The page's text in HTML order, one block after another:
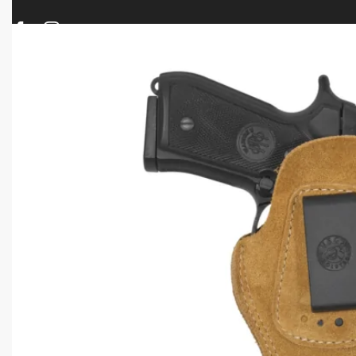
ΠΡΟΪΟΝΤΑ
ΟΠΛΑ – ΚΥΝΗΓΙ – ΣΚΟΠΟΒΟΛΗ ΑΕΡΟΒΟΛΑ –